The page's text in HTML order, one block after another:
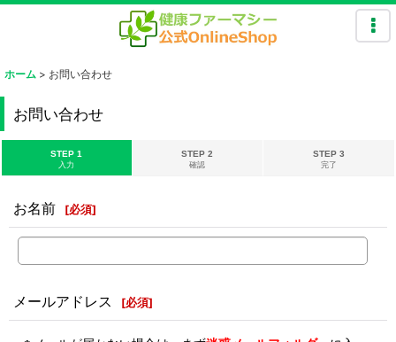
ホーム > お問い合わせ
お問い合わせ
STEP 1
入力
STEP 2
確認
STEP 3
完了
お名前 [必須]
メールアドレス [必須]